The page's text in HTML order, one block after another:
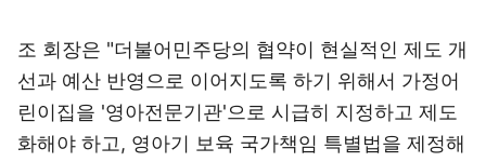
조 회장은 "더불어민주당의 협약이 현실적인 제도 개
선과 예산 반영으로 이어지도록 하기 위해서 가정어
린이집을 '영아전문기관'으로 시급히 지정하고 제도
화해야 하고, 영아기 보육 국가책임 특별법을 제정해